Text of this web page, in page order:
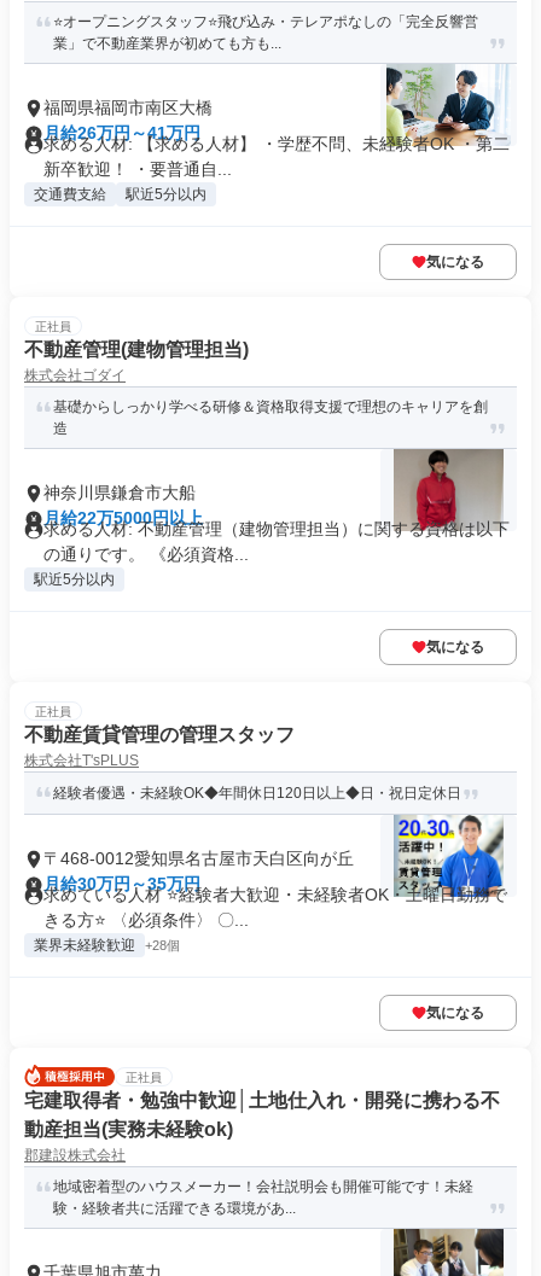
⭐オープニングスタッフ⭐飛び込み・テレアポなしの「完全反響営
業」で不動産業界が初めても方も...
福岡県福岡市南区大橋
月給26万円～41万円
求める人材: 【求める人材】 ・学歴不問、未経験者OK ・第二
新卒歓迎！ ・要普通自...
交通費支給 駅近5分以内
気になる
正社員
不動産管理(建物管理担当)
株式会社ゴダイ
基礎からしっかり学べる研修＆資格取得支援で理想のキャリアを創
造
神奈川県鎌倉市大船
月給22万5000円以上
求める人材: 不動産管理（建物管理担当）に関する資格は以下
の通りです。 《必須資格...
駅近5分以内
気になる
正社員
不動産賃貸管理の管理スタッフ
株式会社T'sPLUS
経験者優遇・未経験OK◆年間休日120日以上◆日・祝日定休日
〒468-0012愛知県名古屋市天白区向が丘
月給30万円～35万円
求めている人材 ⭐経験者大歓迎・未経験者OK・土曜日勤務で
きる方⭐ 〈必須条件〉 〇...
業界未経験歓迎 +28個
気になる
正社員
宅建取得者・勉強中歓迎│土地仕入れ・開発に携わる不
動産担当(実務未経験ok)
郡建設株式会社
地域密着型のハウスメーカー！会社説明会も開催可能です！未経
験・経験者共に活躍できる環境があ...